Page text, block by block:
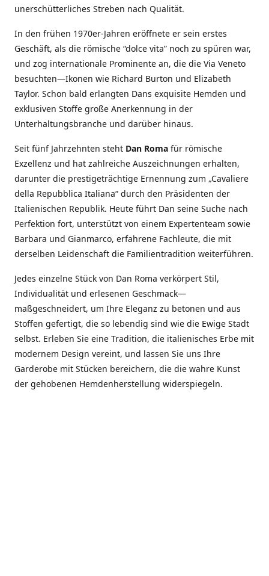
unerschütterliches Streben nach Qualität.
In den frühen 1970er-Jahren eröffnete er sein erstes
Geschäft, als die römische “dolce vita” noch zu spüren war,
und zog internationale Prominente an, die die Via Veneto
besuchten—Ikonen wie Richard Burton und Elizabeth
Taylor. Schon bald erlangten Dans exquisite Hemden und
exklusiven Stoffe große Anerkennung in der
Unterhaltungsbranche und darüber hinaus.
Seit fünf Jahrzehnten steht Dan Roma für römische
Exzellenz und hat zahlreiche Auszeichnungen erhalten,
darunter die prestigeträchtige Ernennung zum „Cavaliere
della Repubblica Italiana“ durch den Präsidenten der
Italienischen Republik. Heute führt Dan seine Suche nach
Perfektion fort, unterstützt von einem Expertenteam sowie
Barbara und Gianmarco, erfahrene Fachleute, die mit
derselben Leidenschaft die Familientradition weiterführen.
Jedes einzelne Stück von Dan Roma verkörpert Stil,
Individualität und erlesenen Geschmack—
maßgeschneidert, um Ihre Eleganz zu betonen und aus
Stoffen gefertigt, die so lebendig sind wie die Ewige Stadt
selbst. Erleben Sie eine Tradition, die italienisches Erbe mit
modernem Design vereint, und lassen Sie uns Ihre
Garderobe mit Stücken bereichern, die die wahre Kunst
der gehobenen Hemdenherstellung widerspiegeln.